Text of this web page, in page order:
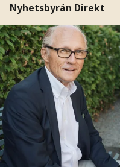
Nyhetsbyrån Direkt